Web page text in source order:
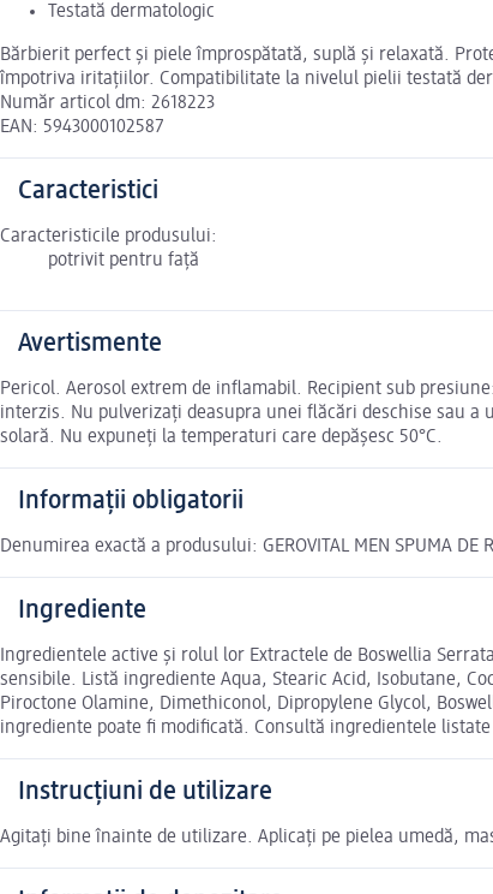
Testată dermatologic
Bărbierit perfect și piele împrospătată, suplă și relaxată.
împotriva iritațiilor. Compatibilitate la nivelul pielii testată
Număr articol dm: 2618223
EAN: 5943000102587
Caracteristici
Caracteristicile produsului:
potrivit pentru față
Avertismente
Pericol. Aerosol extrem de inflamabil. Recipient sub
interzis. Nu pulverizaţi deasupra unei flăcări deschise sau
solară. Nu expuneţi la temperaturi care depăşesc 50°C.
Informații obligatorii
Denumirea exactă a produsului: GEROVITAL MEN SPUMA DE
Ingrediente
Ingredientele active și rolul lor Extractele de Boswellia
sensibile. Listă ingrediente Aqua, Stearic Acid, Isobutane,
Piroctone Olamine, Dimethiconol, Dipropylene Glycol,
ingrediente poate fi modificată. Consultă ingredientele
Instrucțiuni de utilizare
Agitați bine înainte de utilizare. Aplicați pe pielea umedă,